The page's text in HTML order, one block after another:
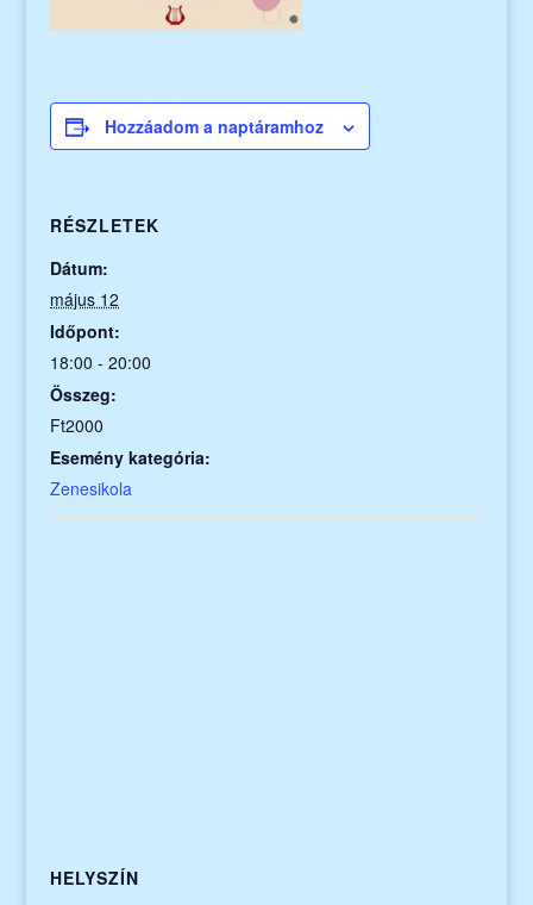
Hozzáadom a naptáramhoz
RÉSZLETEK
Dátum:
május 12
Időpont:
18:00 - 20:00
Összeg:
Ft2000
Esemény kategória:
Zenesikola
HELYSZÍN